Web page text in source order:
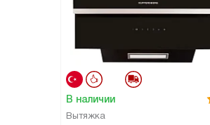
В наличии
Вытяжка